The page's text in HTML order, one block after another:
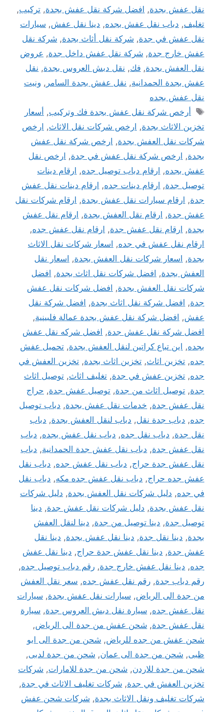
نقل عفش بجدة, افضل شركة نقل عفش بجدة, تركيب,
تغليف, دباب نقل عفش بجده, دينا نقل عفش, سيارات
نقل عفش في جدة, شركة نقل أثاث بجدة, شركة نقل
عفش خارج جدة, شركة نقل عفش داخل جدة, عروض
نقل العفش بجدة, فك, نقل دبش العروس بجدة, نقل
عفش بجدة الحمدانية, نقل عفش بجدة السامر , ونيت
نقل عفش بجده
الوسوم
أرخص شركة نقل عفش بجدة فك وتركيب, أسعار
تخزين الاثاث بجدة, ارخص شركات نقل الاثاث, ارخص
شركات نقل العفش بجدة, ارخص شركة نقل عفش
بجدة, ارخص شركة نقل عفش في جدة, ارخص نقل
عفش بجده, ارقام دباب توصيل جده, ارقام دينات
توصيل جدة, ارقام دينات جده, ارقام دينات نقل عفش
جدة, ارقام سيارات نقل عفش بجدة, ارقام شركات نقل
عفش جدة, ارقام نقل العفش بجدة, ارقام نقل عفش
بجدة, ارقام نقل عفش جدة, ارقام نقل عفش جده,
ارقام نقل عفش في جده, اسعار شركات نقل الاثاث
بجدة, اسعار شركات نقل العفش بجدة, اسعار نقل
العفش بجدة, افضل شركات نقل اثاث بجدة, افضل
شركات نقل العفش بجدة, افضل شركات نقل عفش
جدة, افضل شركة نقل اثاث بجدة, افضل شركة نقل
عفش, افضل شركة نقل عفش بجدة عمالة فلبينية,
افضل شركة نقل عفش جدة, افضل شركه نقل عفش
بجده, اين تباع كراتين لنقل العفش بجدة, تحميل عفش
جده, تخزين اثاث, تخزين اثاث بجدة, تخزين العفش في
جده, تخزين عفش في جدة, تغليف اثاث, توصيل اثاث
جدة, توصيل اثاث من جدة, توصيل عفش جدة, حراج
نقل عفش جدة, خدمات نقل عفش بجدة, دباب توصيل
جده, دباب جدة نقل, دباب لنقل العفش بجدة, دباب
نقل جدة, دباب نقل جده, دباب نقل عفش بجده, دباب
نقل عفش جدة, دباب نقل عفش جدة الحمدانية, دباب
نقل عفش جدة حراج, دباب نقل عفش جده, دباب نقل
عفش جده حراج, دباب نقل عفش جده مكه, دباب نقل
في جده, دليل شركات نقل العفش بجدة, دليل شركات
نقل عفش بجدة, دليل شركات نقل عفش جدة, دينا
توصيل جدة, دينا توصيل من جدة, دينا لنقل العفش
بجدة, دينا نقل جدة, دينا نقل عفش بجدة, دينا نقل
عفش جدة, دينا نقل عفش جدة حراج, دينا نقل عفش
جده, دينا نقل عفش خارج جدة, رقم دباب توصيل جده,
رقم دباب جدة, رقم نقل عفش جده, سعر نقل العفش
من جدة الى الرياض, سيارات نقل عفش بجدة, سيارات
نقل عفش جده, سيارة نقل دبش العروس جدة, سيارة
نقل عفش جدة, شحن عفش من جدة الى الرياض,
شحن عفش من جده للرياض, شحن من جدة الى ابو
ظبى, شحن من جدة الى عمان, شحن من جدة لدبى,
شحن من جدة للاردن, شحن من جدة للامارات, شركات
تخزين العفش في جدة, شركات تغليف الاثاث في جدة,
شركات تغليف ونقل الاثاث بجدة, شركات شحن عفش